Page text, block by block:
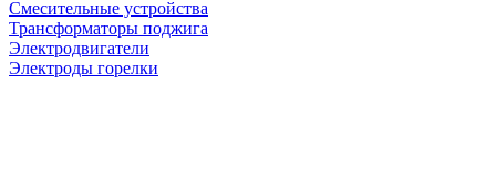
Смесительные устройства
Трансформаторы поджига
Электродвигатели
Электроды горелки